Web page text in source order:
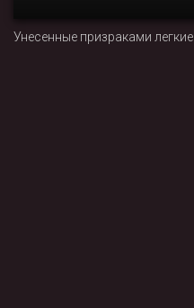
Унесенные призраками легкие